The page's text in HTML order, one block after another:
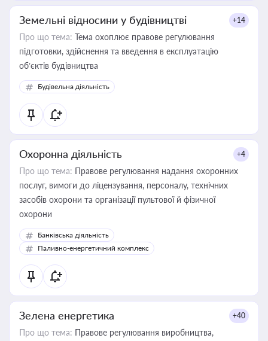
Земельні відносини у будівництві +14
Про що тема: Тема охоплює правове регулювання
підготовки, здійснення та введення в експлуатацію
об’єктів будівництва
Будівельна діяльність
Охоронна діяльність +4
Про що тема: Правове регулювання надання охоронних
послуг, вимоги до ліцензування, персоналу, технічних
засобів охорони та організації пультової й фізичної
охорони
Банківська діяльність
Паливно-енергетичний комплекс
Зелена енергетика +40
Про що тема: Правове регулювання виробництва,